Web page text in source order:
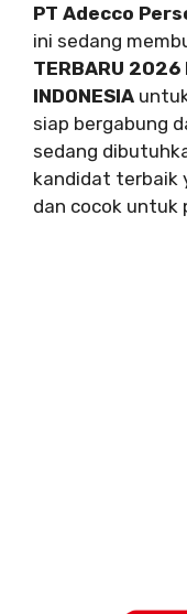
PT Adecco
ini sedang
TERBARU 2026
INDONESIA
siap bergabung
sedang
kandidat terbaik
dan cocok untuk